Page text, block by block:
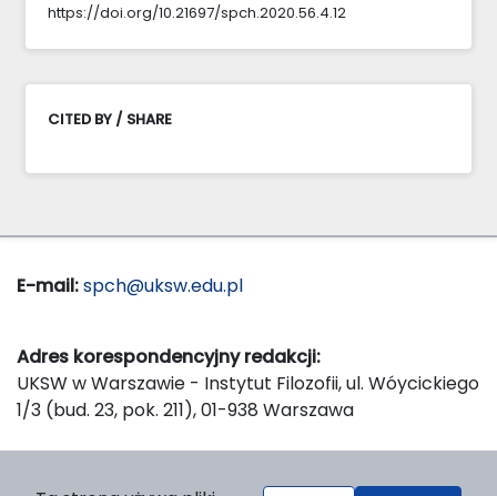
https://doi.org/10.21697/spch.2020.56.4.12
CITED BY / SHARE
E-mail:spch@uksw.edu.pl
Adres korespondencyjny redakcji:
UKSW w Warszawie - Instytut Filozofii, ul. Wóycickiego
1/3 (bud. 23, pok. 211), 01-938 Warszawa